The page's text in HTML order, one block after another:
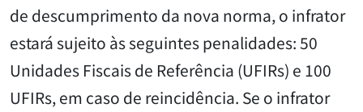
de descumprimento da nova norma, o infrator
estará sujeito às seguintes penalidades: 50
Unidades Fiscais de Referência (UFIRs) e 100
UFIRs, em caso de reincidência. Se o infrator